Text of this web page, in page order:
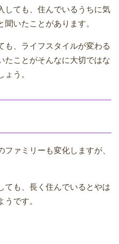
しても、住んでいるうちに気
いたことがあります。
も、ライフスタイルが変わる
たことがそんなに大切ではな
ょう。
ァミリーも変化しますが、
ても、長く住んでいるとやは
うです。